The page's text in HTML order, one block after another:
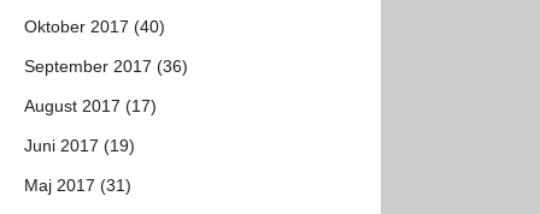
Oktober 2017 (40)
September 2017 (36)
August 2017 (17)
Juni 2017 (19)
Maj 2017 (31)